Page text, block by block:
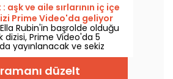
aşk ve aile sırlarının iç içe
Prime Video'da geliyor
Rubin'in başrolde olduğu
dizisi, Prime Video'da 5
yayınlanacak ve sekiz
düzelt